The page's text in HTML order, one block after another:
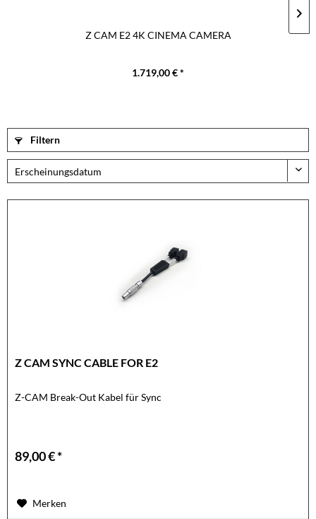
Z CAM E2 4K CINEMA CAMERA
1.719,00 € *
Filtern
Z CAM SYNC CABLE FOR E2
Z-CAM Break-Out Kabel für Sync
89,00 € *
Merken